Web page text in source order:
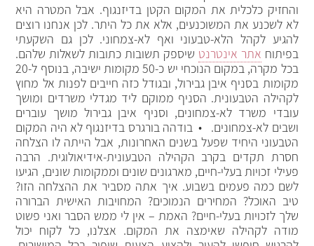
והחזיק כלכלית את המקום הקטן בדיזנגוף. אבל המטרה היא
לא לשכנע את המשוכנעים, אלא את כל היתר. לכן אנחנו רוצים
להגיע לקהל הלא-טבעוני ואף לא-צמחוני. לכן גם השקעתי
בפיתוח אתר אינטרנט שיספק תשובות כתובות לשאלות שלהם.
בכל מקרה, במקום הנוכחי יש כ-50 מקומות ישיבה, בנוסף ל-20
מקומות בסניף איבן גבירול, ובגודל כזה חייבים לפנות אל מחוץ
לקהילה הטבעונית. הסניף ממוקם ליד מגדלי משרדים ומושך
עובדי משרד לא-צמחונים, וסניף איבן גבירול מושך עוברים
ושבים לא-צמחונים. • בודהה בורגרס בדיזנגוף לא היה המקום
הטבעוני היחיד שפעל בשנים האחרונות, אבל הייתה לו הצלחה
חסרת תקדים בקרב הקהילה הטבעונית-אידיאולוגית. הרבה
פעילי זכויות בעלי-חיים, מארגונים שונים וממקומות שונים, הגיעו
לשם כמה פעמים בשבוע. איך אתה מסביר את ההצלחה הזו?
טיב האוכל? המחירים הנמוכים? המחויבות האישית הברורה
שלך לזכויות בעלי-חיים? האמת – אין לי ממש הסבר ואני פשוט
מודה לקהילה שאימצה את המקום. אצלנו, כל לקוח יכול